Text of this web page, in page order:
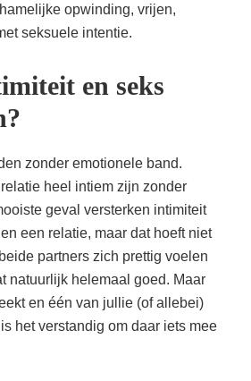
opwinding, vrijen,
seksuele intentie.
en seks
zonder emotionele band.
heel intiem zijn zonder
geval versterken intimiteit
een relatie, maar dat hoeft niet
partners zich prettig voelen
natuurlijk helemaal goed. Maar
en één van jullie (of allebei)
het verstandig om daar iets mee